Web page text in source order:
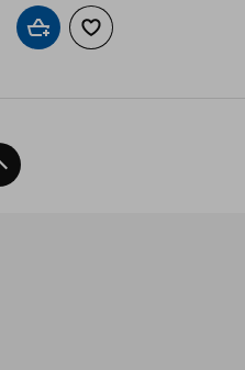
Προσθήκη στο καλάθι
Προσθήκη στα
Back To Top